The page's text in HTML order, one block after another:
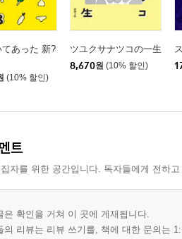
てあった 新?
(10% 할인)
ツユクサナツコの一生
8,670원 (10% 할인)
트
자를 위한 공간입니다. 독자들에게 전하
은 확인을 거쳐 이 곳에 게재됩니다.
의 리뷰는 리뷰 쓰기를, 책에 대한 문의는